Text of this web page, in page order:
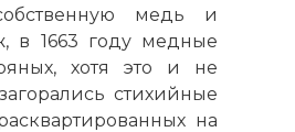
медь и
в 1663 году медные
хотя это и не
стихийные
на